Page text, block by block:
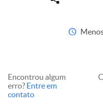
Encontrou algum
erro? Entre em
contato